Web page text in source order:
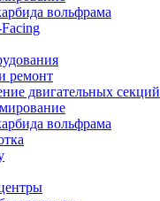
вольфрама
ремонт
двигательных секций
вольфрама